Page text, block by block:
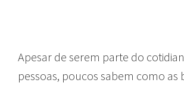
Apesar de serem parte do
pessoas, poucos sabem como as